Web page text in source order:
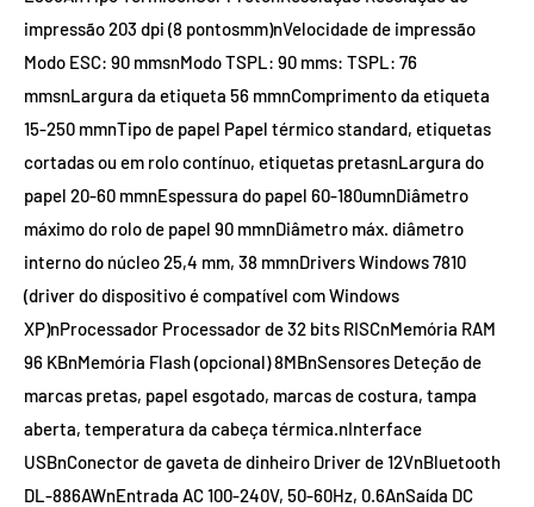
impressão 203 dpi (8 pontosmm)nVelocidade de impressão
Modo ESC: 90 mmsnModo TSPL: 90 mms: TSPL: 76
mmsnLargura da etiqueta 56 mmnComprimento da etiqueta
15-250 mmnTipo de papel Papel térmico standard, etiquetas
cortadas ou em rolo contínuo, etiquetas pretasnLargura do
papel 20-60 mmnEspessura do papel 60-180umnDiâmetro
máximo do rolo de papel 90 mmnDiâmetro máx. diâmetro
interno do núcleo 25,4 mm, 38 mmnDrivers Windows 7810
(driver do dispositivo é compatível com Windows
XP)nProcessador Processador de 32 bits RISCnMemória RAM
96 KBnMemória Flash (opcional) 8MBnSensores Deteção de
marcas pretas, papel esgotado, marcas de costura, tampa
aberta, temperatura da cabeça térmica.nInterface
USBnConector de gaveta de dinheiro Driver de 12VnBluetooth
DL-886AWnEntrada AC 100-240V, 50-60Hz, 0.6AnSaída DC